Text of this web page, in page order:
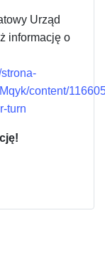
Urząd
informację o
content/
turn